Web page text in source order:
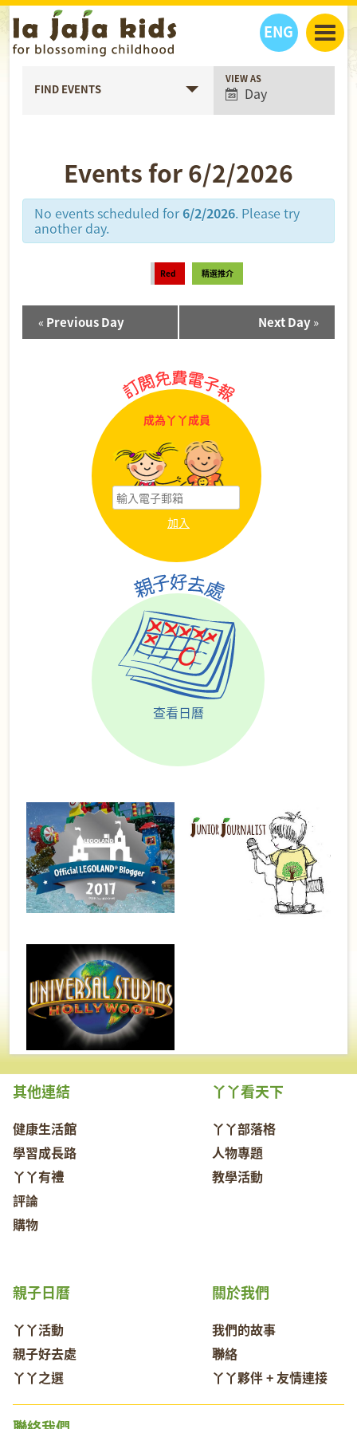
ENG
丫丫看天下
丫丫部落格
親子日曆
丫丫之選
關於我們
我們的故事
聯絡
購物
FIND EVENTS Event
Views
Navigation
VIEW AS
Day
Events for 6/2/2026
No events scheduled for6/2/2026. Please try
another day.
Red 精選推介
Day
Navigation
« Previous Day Next Day»
成為丫丫成員
查看日曆
其他連結
健康生活館
學習成長路
丫丫有禮
評論
購物
丫丫看天下
丫丫部落格
人物專題
教學活動
關於我們
我們的故事
聯絡
丫丫夥伴 + 友情連接
親子日曆
丫丫活動
親子好去處
丫丫之選